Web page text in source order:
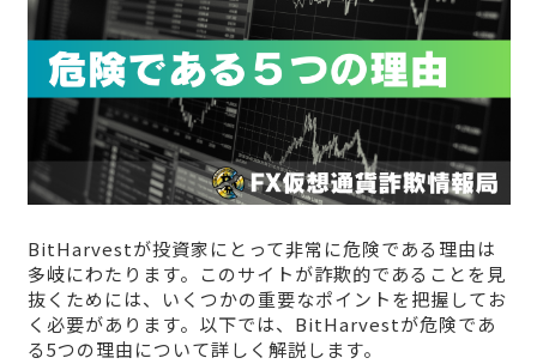
BitHarvestが投資家にとって非常に危険である理由は
多岐にわたります。このサイトが詐欺的であることを見
抜くためには、いくつかの重要なポイントを把握してお
く必要があります。以下では、BitHarvestが危険であ
る5つの理由について詳しく解説します。